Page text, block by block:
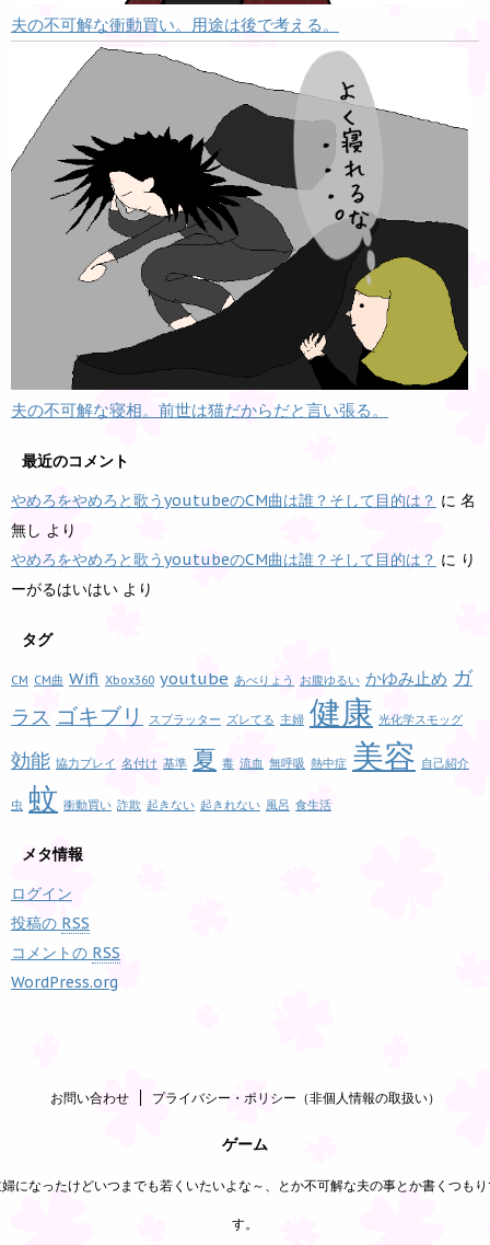
夫の不可解な衝動買い。用途は後で考える。
夫の不可解な寝相。前世は猫だからだと言い張る。
最近のコメント
やめろをやめろと歌うyoutubeのCM曲は誰？そして目的は？ に 名
無し より
やめろをやめろと歌うyoutubeのCM曲は誰？そして目的は？ に り
ーがるはいはい より
タグ
CM CM曲 Wifi Xbox360 youtube あべりょう お腹ゆるい かゆみ止め ガ
ラス ゴキブリ スプラッター ズレてる 主婦 健康 光化学スモッグ
効能 協力プレイ 名付け 基準 夏 毒 流血 無呼吸 熱中症 美容 自己紹介
虫 蚊 衝動買い 詐欺 起きない 起きれない 風呂 食生活
メタ情報
ログイン
投稿の RSS
コメントの RSS
WordPress.org
お問い合わせ プライバシー・ポリシー（非個人情報の取扱い）
ゲーム
になったけどいつまでも若くいたいよな～、とか不可解な夫の事とか書くつも
す。